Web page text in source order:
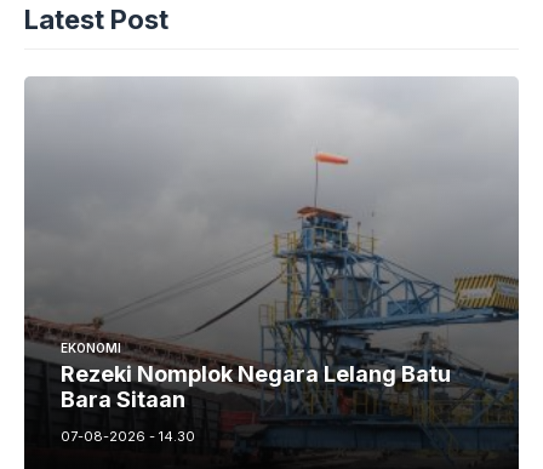
Latest Post
EKONOMI
Rezeki Nomplok Negara Lelang Batu
Bara Sitaan
07-08-2026 - 14.30